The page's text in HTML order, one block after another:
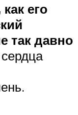
его
так давно